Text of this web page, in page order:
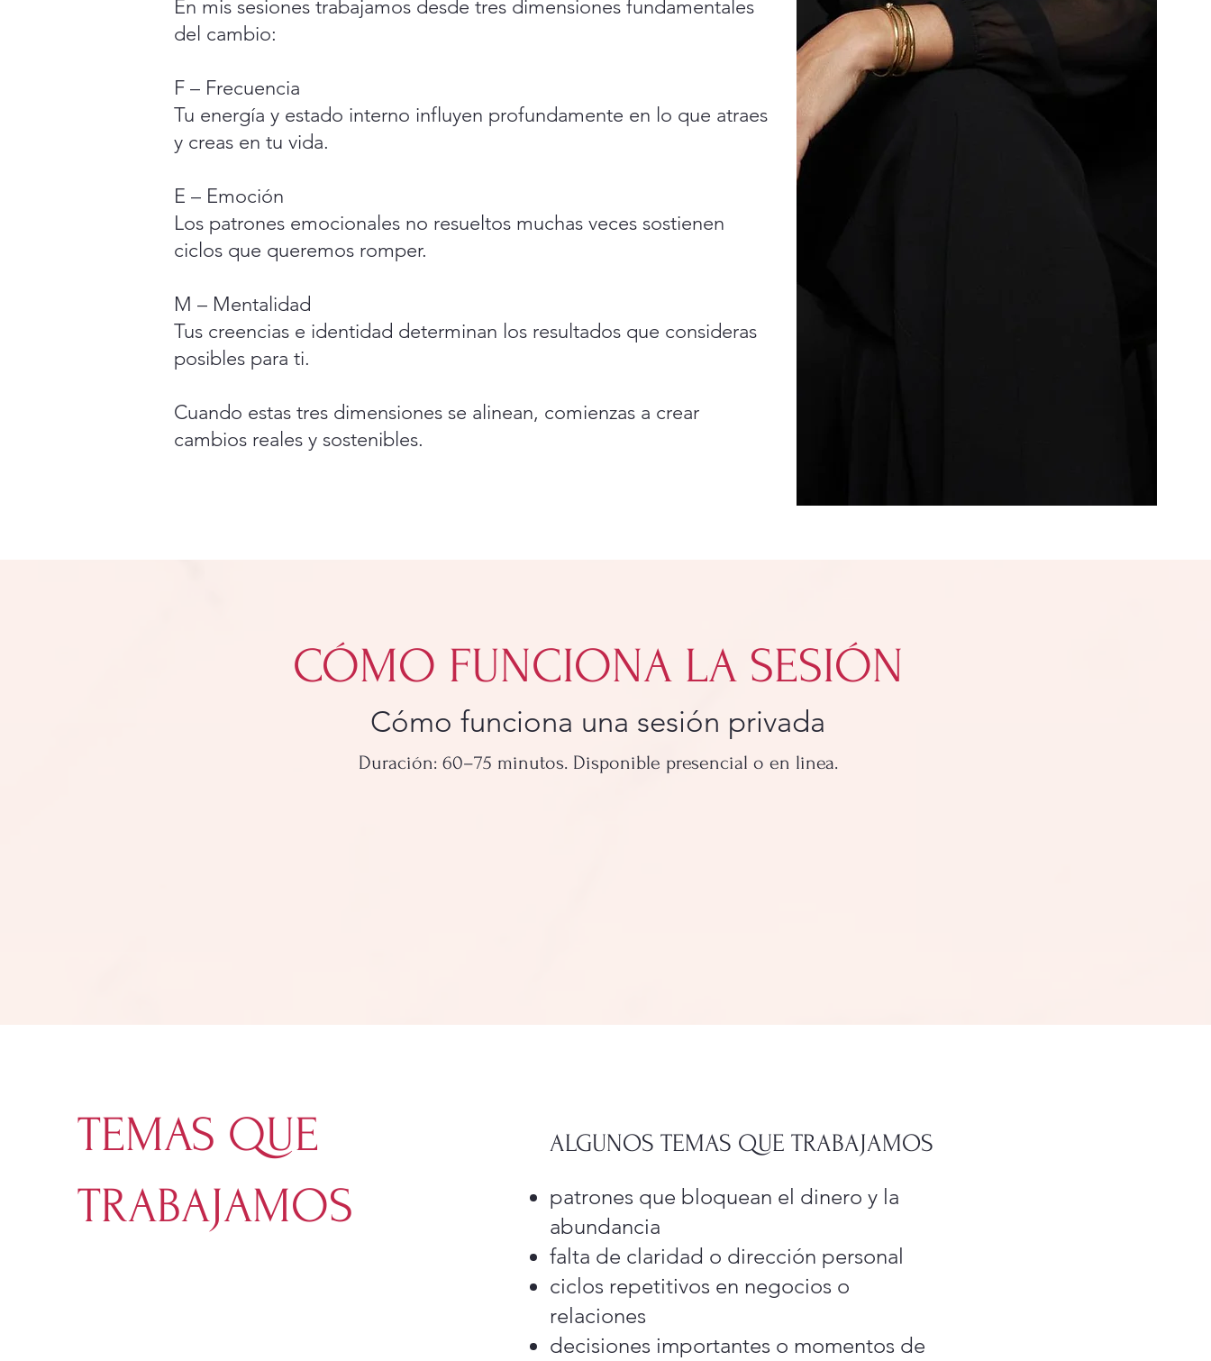
En mis sesiones trabajamos desde tres dimensiones fundamentales
del cambio:
F – Frecuencia
Tu energía y estado interno influyen profundamente en lo que atraes
y creas en tu vida.
E – Emoción
Los patrones emocionales no resueltos muchas veces sostienen
ciclos que queremos romper.
M – Mentalidad
Tus creencias e identidad determinan los resultados que consideras
posibles para ti.
Cuando estas tres dimensiones se alinean, comienzas a crear
cambios rea les y sostenibles.
CÓMO FUNCIONA LA SESIÓN
Cómo funciona una sesión privada
Duración: 60–75 minutos. Disponible presencial o en linea.
TEMAS QUE
TRABAJAMOS
ALGUNOS TEMAS QUE TRABAJAMOS
patrones que bloquean el dinero y la
abundancia
falta de claridad o dirección personal
ciclos repetitivos en negocios o
relaciones
decisiones importantes o momentos de